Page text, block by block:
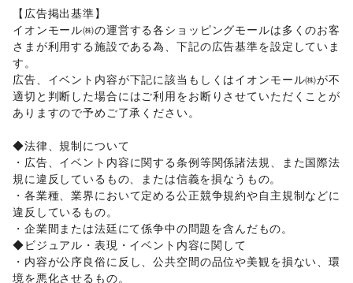
犬・猫・ペット
その他インテリア・生活雑貨
生活サービス
携帯キャリア・格安SIM/インターネット・プロバイダ /
電気・ガス
ウォーターサーバー
ハウスクリーニング・家事代行 /定期宅配 /
リサイクル雑貨・古本/買取査定・金券/
ギフト・プレゼント/冠婚葬祭/ 資格・習い事
住宅（購入・賃貸）
就職・転職・求人/その他生活サービス
金融サービス
クレジットカード/保険/ 銀行/住宅ローン /証券・FX
不動産投資/その他金融サービス
子育て・教育
ベビー用品/ランドセル/学習教材・通信教育/
子供向け教室・レッスン/塾・家庭教師/おもちゃ・絵本
その他子育て・教育
美容・健康・医療
【広告掲出基準】
イオンモール㈱の運営する各ショッピングモールは多くのお客
さまが利用する施設である為、下記の広告基準を設定していま
す。
広告、イベント内容が下記に該当もしくはイオンモール㈱が不
適切と判断した場合にはご利用をお断りさせていただくことが
ありますので予めご了承ください。
◆法律、規制について
・広告、イベント内容に関する条例等関係諸法規、また国際法
規に違反しているもの、または信義を損なうもの。
・各業種、業界において定める公正競争規約や自主規制などに
違反しているもの。
・企業間または法廷にて係争中の問題を含んだもの。
◆ビジュアル・表現・イベント内容に関して
・内容が公序良俗に反し、公共空間の品位や美観を損ない、環
境を悪化させるもの。